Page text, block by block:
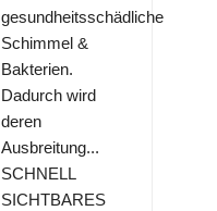
gesundheitsschädliche
Schimmel &
Bakterien.
Dadurch wird
deren
Ausbreitung...
SCHNELL
SICHTBARES